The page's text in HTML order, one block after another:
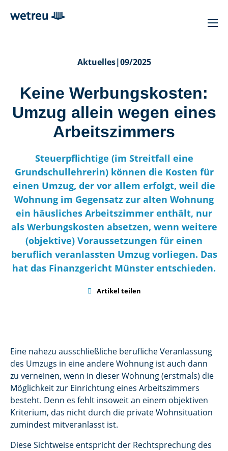
Aktuelles|09/2025
Keine Werbungskosten:
Umzug allein wegen eines
Arbeitszimmers
Steuerpflichtige (im Streitfall eine
Grundschullehrerin) können die Kosten für
einen Umzug, der vor allem erfolgt, weil die
Wohnung im Gegensatz zur alten Wohnung
ein häusliches Arbeitszimmer enthält, nur
als Werbungskosten absetzen, wenn weitere
(objektive) Voraussetzungen für einen
beruflich veranlassten Umzug vorliegen. Das
hat das Finanzgericht Münster entschieden.
 Artikel teilen
Eine nahezu ausschließliche berufliche Veranlassung
des Umzugs in eine andere Wohnung ist auch dann
zu verneinen, wenn in dieser Wohnung (erstmals) die
Möglichkeit zur Einrichtung eines Arbeitszimmers
besteht. Denn es fehlt insoweit an einem objektiven
Kriterium, das nicht durch die private Wohnsituation
zumindest mitveranlasst ist.
Diese Sichtweise entspricht der Rechtsprechung des